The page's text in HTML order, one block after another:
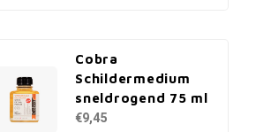
Cobra
Schildermedium
sneldrogend 75 ml
€9,45